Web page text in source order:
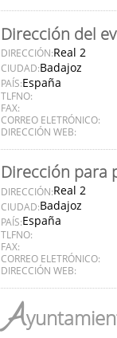
Dirección del
DIRECCIÓN:Real 2
CIUDAD:Badajoz
PAÍS:España
TLFNO:
FAX:
CORREO ELETRÓNICO:
DIRECCIÓN WEB:
Dirección para
DIRECCIÓN:Real 2
CIUDAD:Badajoz
PAÍS:España
TLFNO:
FAX:
CORREO ELETRÓNICO:
DIRECCIÓN WEB:
A